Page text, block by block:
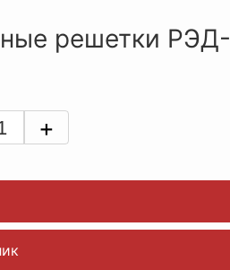
решетки РЭД-
+